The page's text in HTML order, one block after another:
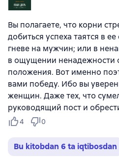
Вы полагаете, что корни
добиться успеха таятся в
гневе на мужчин; или в
в ощущении ненадежности
положения. Вот именно
вами победу. Ибо вы
женщин. Даже тех, что
руководящий пост и
4 0
Bu kitobdan 6 ta iqtibosdan